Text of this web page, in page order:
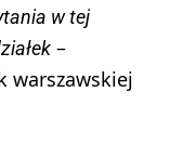
w tej
–
warszawskiej